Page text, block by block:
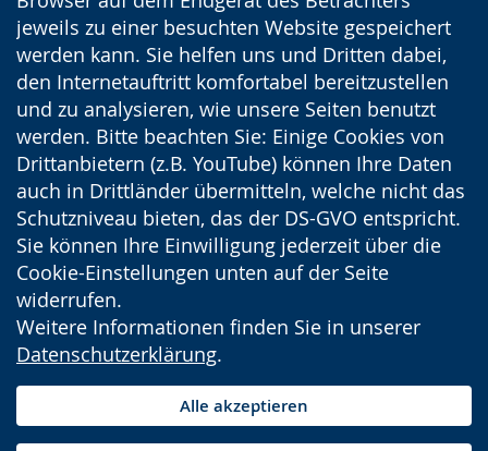
jeweils zu einer besuchten Website gespeichert
werden kann. Sie helfen uns und Dritten dabei,
den Internetauftritt komfortabel bereitzustellen
und zu analysieren, wie unsere Seiten benutzt
werden. Bitte beachten Sie: Einige Cookies von
Drittanbietern (z.B. YouTube) können Ihre Daten
auch in Drittländer übermitteln, welche nicht das
Schutzniveau bieten, das der DS-GVO entspricht.
Sie können Ihre Einwilligung jederzeit über die
Cookie-Einstellungen unten auf der Seite
widerrufen.
Weitere Informationen finden Sie in unserer
Datenschutzerklärung.
Alle akzeptieren